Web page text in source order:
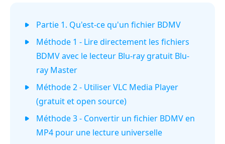
Partie 1. Qu'est-ce qu'un fichier BDMV
Méthode 1 - Lire directement les fichiers
BDMV avec le lecteur Blu-ray gratuit Blu-
ray Master
Méthode 2 - Utiliser VLC Media Player
(gratuit et open source)
Méthode 3 - Convertir un fichier BDMV en
MP4 pour une lecture universelle